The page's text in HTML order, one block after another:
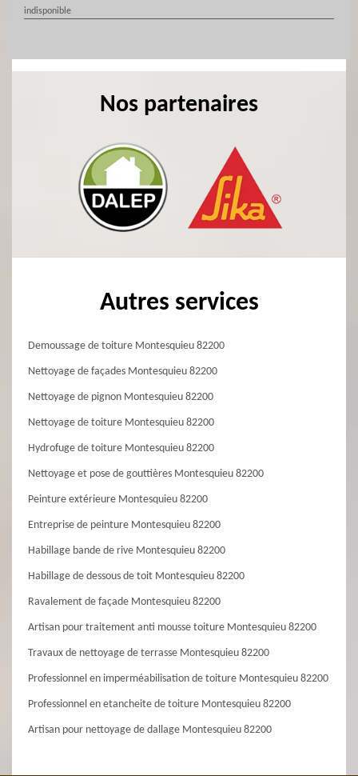
indisponible
Nos partenaires
Autres services
Demoussage de toiture Montesquieu 82200
Nettoyage de façades Montesquieu 82200
Nettoyage de pignon Montesquieu 82200
Nettoyage de toiture Montesquieu 82200
Hydrofuge de toiture Montesquieu 82200
Nettoyage et pose de gouttières Montesquieu 82200
Peinture extérieure Montesquieu 82200
Entreprise de peinture Montesquieu 82200
Habillage bande de rive Montesquieu 82200
Habillage de dessous de toit Montesquieu 82200
Ravalement de façade Montesquieu 82200
Artisan pour traitement anti mousse toiture Montesquieu 82200
Travaux de nettoyage de terrasse Montesquieu 82200
Professionnel en imperméabilisation de toiture Montesquieu 82200
Professionnel en etancheite de toiture Montesquieu 82200
Artisan pour nettoyage de dallage Montesquieu 82200